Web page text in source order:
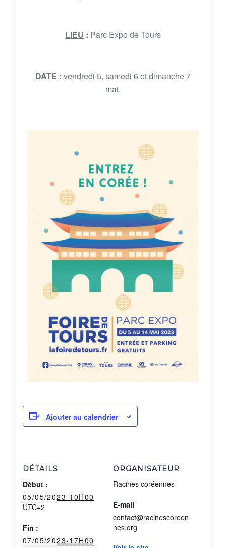
LIEU : Parc Expo de Tours
DATE : vendredi 5, samedi 6 et dimanche 7
mai.
Ajouter au calendrier
DÉTAILS
Début :
05/05/2023-10H00
UTC+2
Fin :
07/05/2023-17H00
ORGANISATEUR
Racines coréennes
E-mail
contact@racinescoreen
nes.org